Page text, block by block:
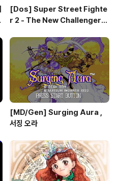
[Dos] Super Street Fighte
r 2 - The New Challengers
파이터 2 - 더 뉴 챌린져 & 하이퍼
파이팅 / 대전 액션 - 국산소프트
[MD/Gen] Surging Aura ,
서징 오라